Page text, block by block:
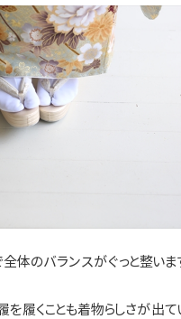
全体のバランスがぐっと整い
を履くことも着物らしさが出